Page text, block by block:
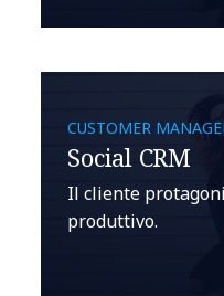
CUSTOMER
Social CRM
Il cliente
produttivo.